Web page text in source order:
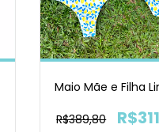
Maio Mãe e Filha
R$389,80